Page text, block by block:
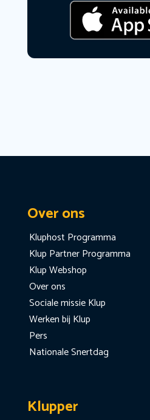
Over ons
Kluphost Programma
Klup Partner Programma
Klup Webshop
Over ons
Sociale missie Klup
Werken bij Klup
Pers
Nationale Snertdag
Klupper